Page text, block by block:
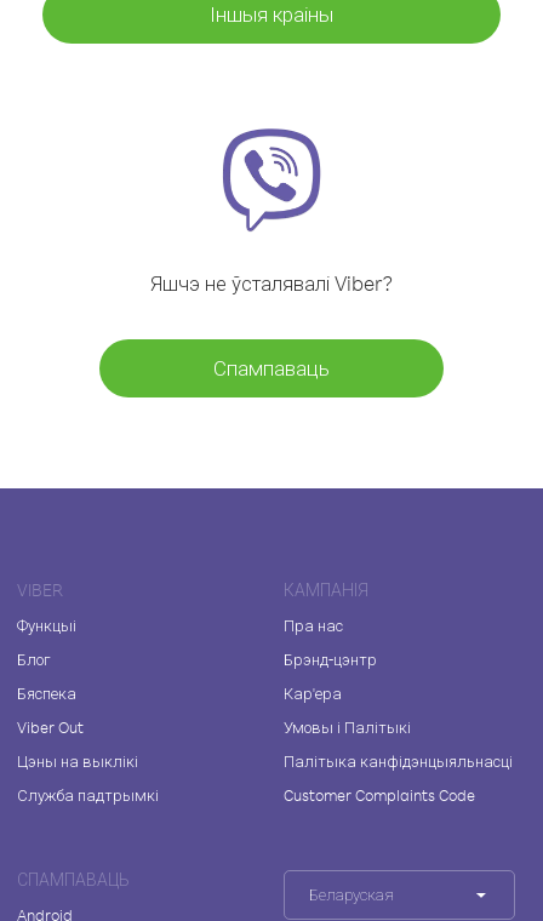
Іншыя краіны
Яшчэ не ўсталявалі Viber?
Спампаваць
VIBER
Функцыі
Блог
Бяспека
Viber Out
Цэны на выклікі
Служба падтрымкі
КАМПАНІЯ
Пра нас
Брэнд-цэнтр
Кар'ера
Умовы і Палітыкі
Палітыка канфідэнцыяльнасці
Customer Complaints Code
СПАМПАВАЦЬ
Android
Беларуская